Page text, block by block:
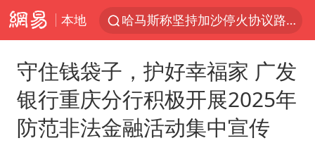
本地
哈马斯称坚持加沙停火协议路线图
白海豚对华东华北影响会大于巴威
央视新主播李秋莹母校发文祝贺
守住钱袋子，护好幸福家 广发
银行重庆分行积极开展2025年
防范非法金融活动集中宣传